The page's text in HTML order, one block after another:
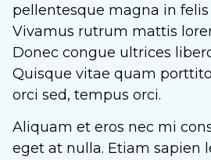
pellentesque magna in
Vivamus rutrum mattis
Donec congue ultrices
Quisque vitae quam
orci sed, tempus orci.
Aliquam et eros nec mi
eget at nulla. Etiam sapien